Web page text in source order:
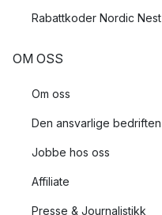
Rabattkoder Nordic Nest
OM OSS
Om oss
Den ansvarlige bedriften
Jobbe hos oss
Affiliate
Presse & Journalistikk